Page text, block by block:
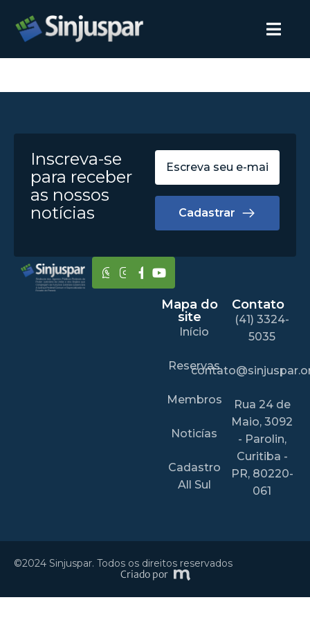
Inscreva-se
para receber
as nossos
notícias
Cadastrar
Mapa do
site
Início
Reservas
Membros
Noticías
Cadastro
All Sul
Contato
(41) 3324-
5035
Rua 24 de
Maio, 3092
- Parolin,
Curitiba -
PR, 80220-
061
©2024 Sinjuspar. Todos os direitos reservados
Criado por